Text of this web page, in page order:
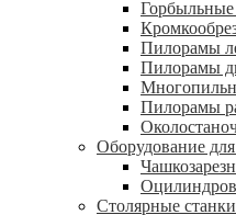
Горбыльные
Пилорамы
Пилорамы
Пилорамы
Оборудование
Столярные станки